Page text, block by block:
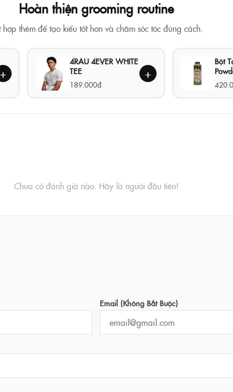
Hoàn thiện grooming routine
hợp thêm để tạo kiểu tốt hơn và chăm sóc tóc đúng cách.
+
4RAU 4EVER WHITE
TEE
189.000đ
+
Bột
Chưa có đánh giá nào. Hãy là người đầu tiên!
Email (không Bắt Buộc)